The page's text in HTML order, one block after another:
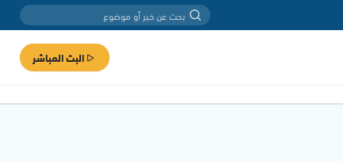
البث المباشر